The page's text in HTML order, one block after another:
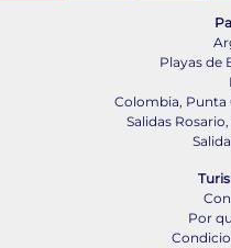
Playas de
Colombia, Punta
Salidas
Por